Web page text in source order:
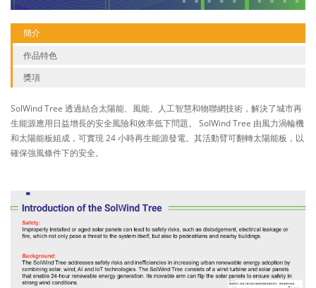
簡介
作品特色
獎項
SolWind Tree 透過結合太陽能、風能、人工智慧和物聯網技術，解決了城市再
生能源應用日益增長的安全風險和效率低下問題。 SolWind Tree 由風力渦輪機
和太陽能板組成，可實現 24 小時再生能源發電。其活動臂可翻轉太陽能板，以
確保強風條件下的安全。